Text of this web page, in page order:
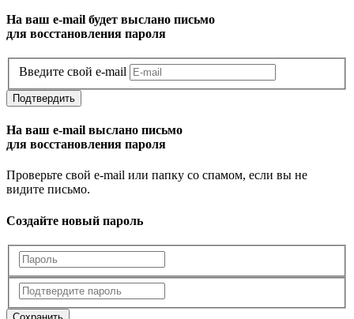
На ваш e-mail будет выслано письмо
для восстановления пароля
Введите свой e-mail
Подтвердить
На ваш e-mail выслано письмо
для восстановления пароля
Проверьте свой e-mail или папку со спамом, если вы не
видите письмо.
Создайте новый пароль